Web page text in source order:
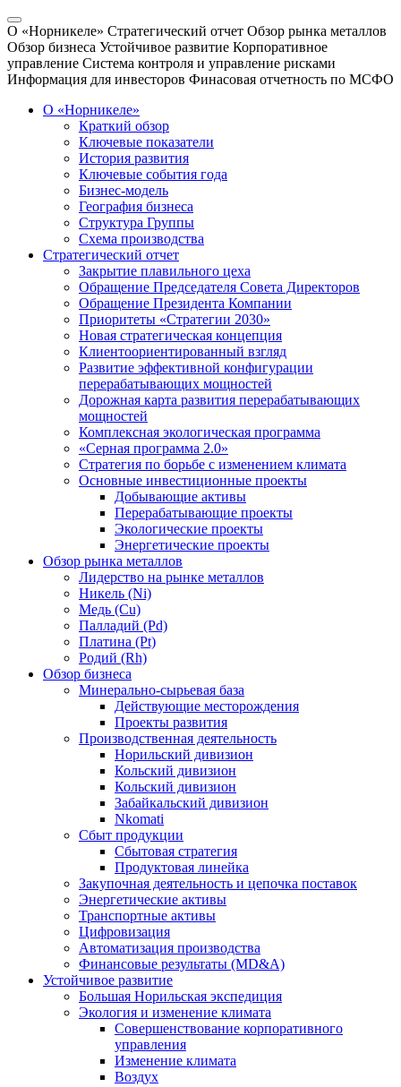
О «Норникеле» Стратегический отчет Обзор рынка металлов
Обзор бизнеса Устойчивое развитие Корпоративное
управление Система контроля и управление рисками
Информация для инвесторов Финасовая отчетность по МСФО
О «Норникеле»
Краткий обзор
Ключевые показатели
История развития
Ключевые события года
Бизнес-модель
География бизнеса
Структура Группы
Схема производства
Стратегический отчет
Закрытие плавильного цеха
Обращение Председателя Совета Директоров
Обращение Президента Компании
Приоритеты «Стратегии 2030»
Новая стратегическая концепция
Клиентоориентированный взгляд
Развитие эффективной конфигурации
перерабатывающих мощностей
Дорожная карта развития перерабатывающих
мощностей
Комплексная экологическая программа
«Серная программа 2.0»
Стратегия по борьбе с изменением климата
Основные инвестиционные проекты
Добывающие активы
Перерабатывающие проекты
Экологические проекты
Энергетические проекты
Обзор рынка металлов
Лидерство на рынке металлов
Никель (Ni)
Медь (Cu)
Палладий (Pd)
Платина (Pt)
Родий (Rh)
Обзор бизнеса
Минерально-сырьевая база
Действующие месторождения
Проекты развития
Производственная деятельность
Норильский дивизион
Кольский дивизион
Кольский дивизион
Забайкальский дивизион
Nkomati
Сбыт продукции
Сбытовая стратегия
Продуктовая линейка
Закупочная деятельность и цепочка поставок
Энергетические активы
Транспортные активы
Цифровизация
Автоматизация производства
Финансовые результаты (MD&A)
Устойчивое развитие
Большая Норильская экспедиция
Экология и изменение климата
Совершенствование корпоративного
управления
Изменение климата
Воздух